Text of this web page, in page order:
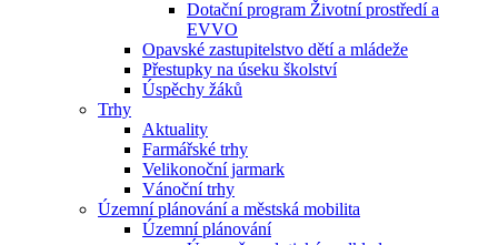
Dotační program Životní prostředí a
EVVO
Opavské zastupitelstvo dětí a mládeže
Přestupky na úseku školství
Úspěchy žáků
Trhy
Aktuality
Farmářské trhy
Velikonoční jarmark
Vánoční trhy
Územní plánování a městská mobilita
Územní plánování